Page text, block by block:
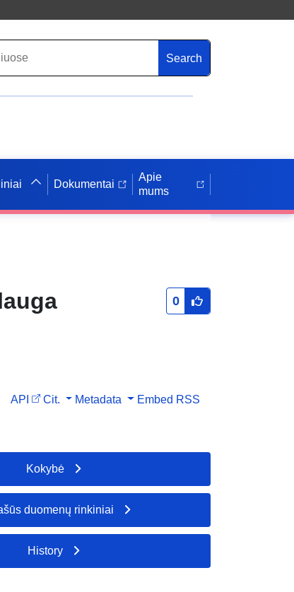
Search
Dokumentai
Apie
mums
0
API Cit. Metadata Embed RSS
Kokybė
duomenų rinkiniai
History